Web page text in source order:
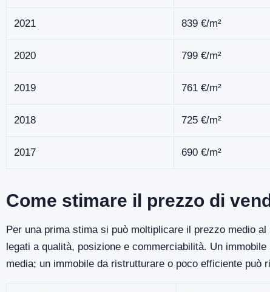
2021 839 €/m²
2020 799 €/m²
2019 761 €/m²
2018 725 €/m²
2017 690 €/m²
Come stimare il prezzo di
Per una prima stima si può moltiplicare il prezzo medio
legati a qualità, posizione e commerciabilità. Un
media; un immobile da ristrutturare o poco efficiente può